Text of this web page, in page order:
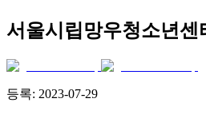
서울시립망우청소년센
등록: 2023-07-29